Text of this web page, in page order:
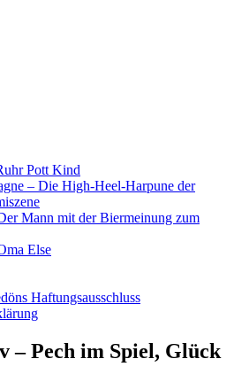
Pott Kind
– Die High-Heel-Harpune der
Mann mit der Biermeinung zum
Else
Haftungsausschluss
– Pech im Spiel, Glück